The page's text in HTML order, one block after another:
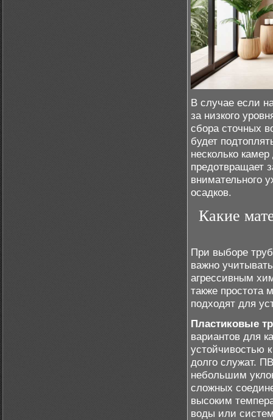
В случае если
за низкого
сбора сточных
будет
несколько
предотвращает
внимательного
осадков.
Какие
При выборе
важно
агрессивным
также простота
подходят для
Пластиковые
вариантов для
устойчивостью
долго служат.
небольшим
сложных
высоким
воды или